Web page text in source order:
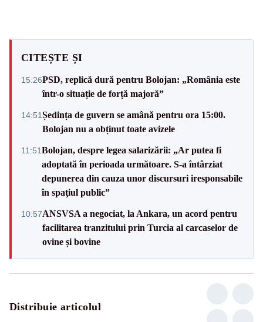
CITEȘTE ȘI
15:26PSD, replică dură pentru Bolojan: „România este
într-o situație de forță majoră”
14:51Ședința de guvern se amână pentru ora 15:00.
Bolojan nu a obținut toate avizele
11:51Bolojan, despre legea salarizării: „Ar putea fi
adoptată în perioada următoare. S-a întârziat
depunerea din cauza unor discursuri iresponsabile
în spaţiul public”
10:57ANSVSA a negociat, la Ankara, un acord pentru
facilitarea tranzitului prin Turcia al carcaselor de
ovine și bovine
Distribuie articolul